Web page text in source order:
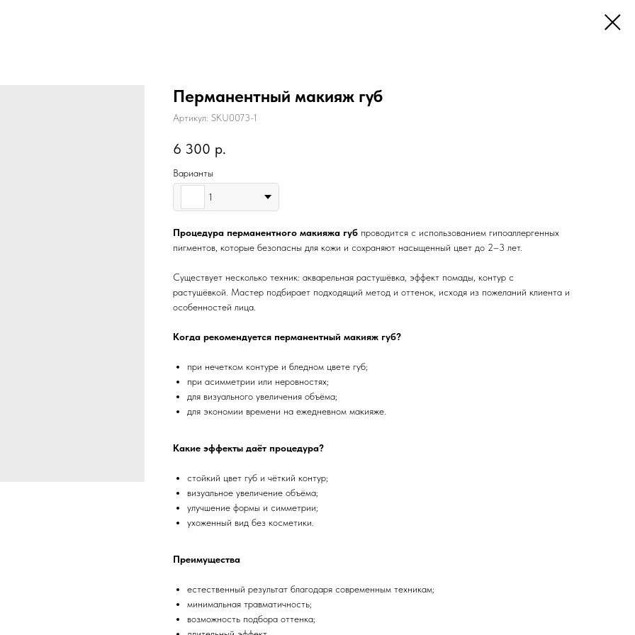
Перманентный макияж губ
Артикул: SKU0073-1
6 300 р.
Варианты
1
Процедура перманентного макияжа губ проводится с использованием гипоаллергенных
пигментов, которые безопасны для кожи и сохраняют насыщенный цвет до 2–3 лет.
Существует несколько техник: акварельная растушёвка, эффект помады, контур с
растушёвкой. Мастер подбирает подходящий метод и оттенок, исходя из пожеланий клиента и
особенностей лица.
Когда рекомендуется перманентный макияж губ?
при нечетком контуре и бледном цвете губ;
при асимметрии или неровностях;
для визуального увеличения объёма;
для экономии времени на ежедневном макияже.
Какие эффекты даёт процедура?
стойкий цвет губ и чёткий контур;
визуальное увеличение объёма;
улучшение формы и симметрии;
ухоженный вид без косметики.
Преимущества
естественный результат благодаря современным техникам;
минимальная травматичность;
возможность подбора оттенка;